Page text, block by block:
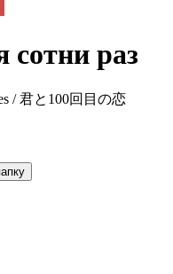
сотни раз
/ 君と100回目の恋